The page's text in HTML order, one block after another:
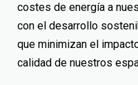
costes de energía a
con el desarrollo
que minimizan el
calidad de nuestros